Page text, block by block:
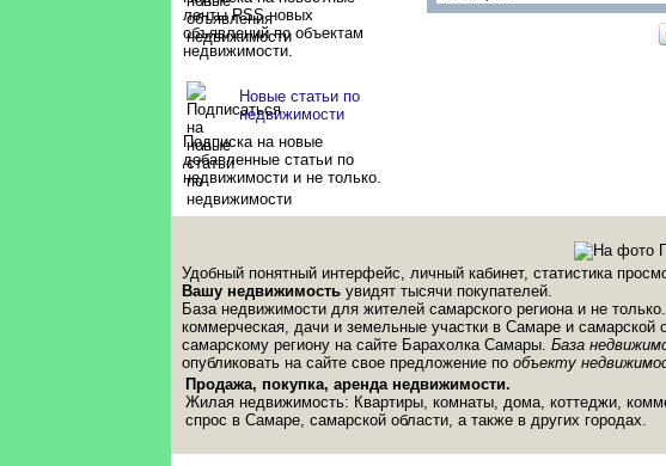
ленты RSS новых
объявлений по объектам
недвижимости.
Новые статьи по
недвижимости
Подписка на новые
добавленные статьи по
недвижимости и не только.
Удобный понятный интерфейс, личный кабинет, статистика
Вашу недвижимостьувидят тысячи покупателей.
База недвижимости для жителей самарского региона и не
коммерческая, дачи и земельные участки в Самаре и
самарскому региону на сайте Барахолка Самары. База
опубликовать на сайте свое предложение по объекту
Продажа, покупка, аренда недвижимости.
Жилая недвижимость: Квартиры, комнаты, дома, коттеджи,
спрос в Самаре, самарской области, а также в других городах.